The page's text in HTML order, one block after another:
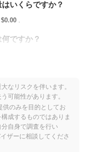
いくらですか？
$0.00 .
ですか？
低く取引されています .
場と比較してどの
、0.24%の上昇を記録し
れは、より広範な市場の
ションにおける一時的な
なリスクを伴います。
可能性があります。
供のみを目的としてお
成するものではありま
自身で調査を行い
ザーに相談してくださ